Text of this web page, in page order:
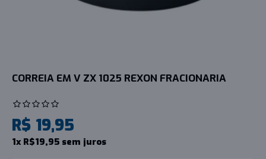
CORREIA EM V ZX 1025 REXON FRACIONARIA
R$ 19,95
1x R$19,95 sem juros